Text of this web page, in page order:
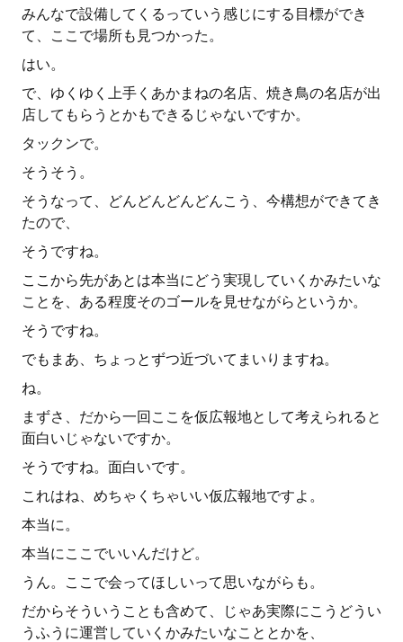
みんなで設備してくるっていう感じにする目標ができ
て、ここで場所も見つかった。
はい。
で、ゆくゆく上手くあかまねの名店、焼き鳥の名店が出
店してもらうとかもできるじゃないですか。
タックンで。
そうそう。
そうなって、どんどんどんどんこう、今構想ができてき
たので、
そうですね。
ここから先があとは本当にどう実現していくかみたいな
ことを、ある程度そのゴールを見せながらというか。
そうですね。
でもまあ、ちょっとずつ近づいてまいりますね。
ね。
まずさ、だから一回ここを仮広報地として考えられると
面白いじゃないですか。
そうですね。面白いです。
これはね、めちゃくちゃいい仮広報地ですよ。
本当に。
本当にここでいいんだけど。
うん。ここで会ってほしいって思いながらも。
だからそういうことも含めて、じゃあ実際にこうどうい
うふうに運営していくかみたいなこととかを、